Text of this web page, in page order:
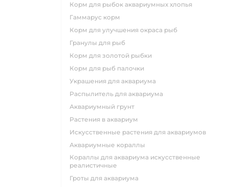
корм для рыбок аквариумных хлопья
гаммарус корм
корм для улучшения окраса рыб
гранулы для рыб
корм для золотой рыбки
корм для рыб палочки
украшения для аквариума
распылитель для аквариума
аквариумный грунт
растения в аквариум
искусственные растения для аквариумов
аквариумные кораллы
кораллы для аквариума искусственные
реалистичные
гроты для аквариума